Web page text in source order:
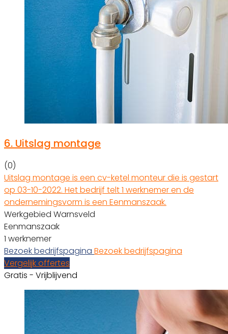
6. Uitslag montage
(0)
Uitslag montage is een cv-ketel monteur die is gestart
op 03-10-2022. Het bedrijf telt 1 werknemer en de
ondernemingsvorm is een Eenmanszaak.
Werkgebied Warnsveld
Eenmanszaak
1 werknemer
Bezoek bedrijfspagina Bezoek bedrijfspagina
Vergelijk offertes
Gratis - Vrijblijvend